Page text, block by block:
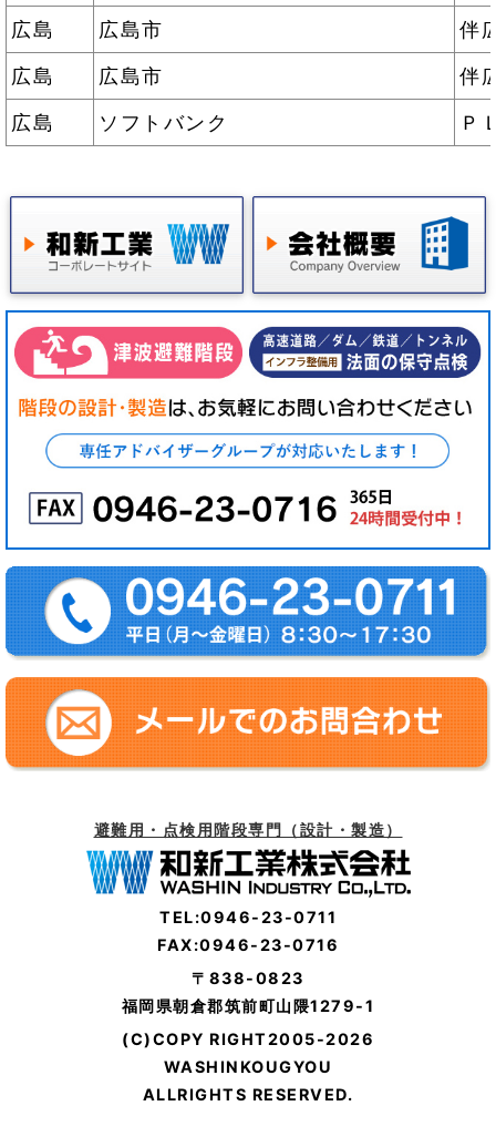
広島
広島市
伴
広島
広島市
伴
広島
ソフトバンク Ｐ
避難用・点検用階段専門（設計・製造）
TEL:0946-23-0711
FAX:0946-23-0716
〒838-0823
福岡県朝倉郡筑前町山隈1279-1
(C)COPY RIGHT2005-2026
WASHINKOUGYOU
ALLRIGHTS RESERVED.